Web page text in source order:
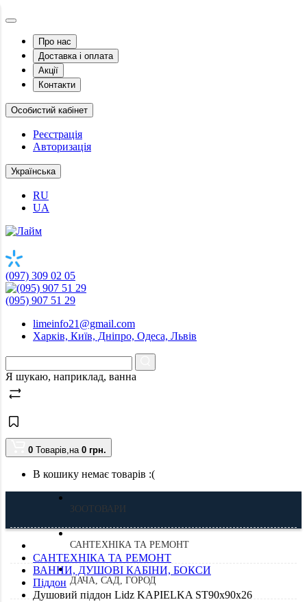
Про нас
Доставка і оплата
Акції
Контакти
Особистий кабінет
Реєстрація
Авторизація
Українська
RU
UA
(097) 309 02 05
(095) 907 51 29
limeinfo21@gmail.com
Харків, Київ, Дніпро, Одеса, Львів
Я шукаю, наприклад, ванна
0 Товарів,на 0 грн.
В кошику немає товарів :(
ЗООТОВАРИ
САНТЕХНІКА ТА РЕМОНТ
ДАЧА, САД, ГОРОД
САНТЕХНІКА ТА РЕМОНТ
ВАННИ, ДУШОВІ КАБІНИ, БОКСИ
Піддон
Душовий піддон Lidz KAPIELKA ST90x90x26